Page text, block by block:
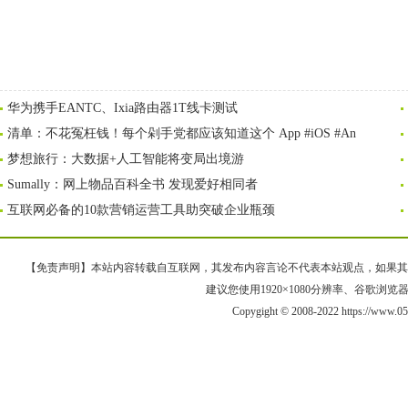
华为携手EANTC、Ixia路由器1T线卡测试
清单：不花冤枉钱！每个剁手党都应该知道这个 App #iOS #An
梦想旅行：大数据+人工智能将变局出境游
Sumally：网上物品百科全书 发现爱好相同者
互联网必备的10款营销运营工具助突破企业瓶颈
【免责声明】本站内容转载自互联网，其发布内容言论不代表本站观点，如果
建议您使用1920×1080分辨率、谷歌浏览
Copygight © 2008-2022 https://